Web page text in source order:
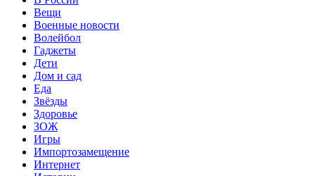
Вещи
Военные новости
Волейбол
Гаджеты
Дети
Дом и сад
Еда
Звёзды
Здоровье
ЗОЖ
Игры
Импортозамещение
Интернет